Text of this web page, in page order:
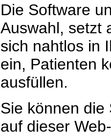
Die Software
Auswahl, setzt
sich nahtlos in
ein, Patienten
ausfüllen.
Sie können
auf dieser